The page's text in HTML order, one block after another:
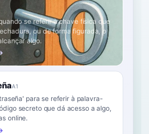
se referir à chave física que
ou de forma figurada, o
algo.
A1
para se referir à palavra-
secreto que dá acesso a algo,
online.